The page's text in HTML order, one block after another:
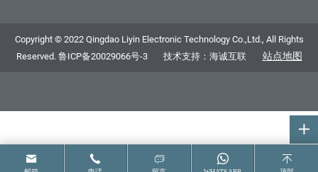
Copyright © 2022 Qingdao Liyin Electronic Technology Co.,Ltd., All Rights
Reserved.鲁ICP备20029066号-3 技术支持：海诚互联 站点地图